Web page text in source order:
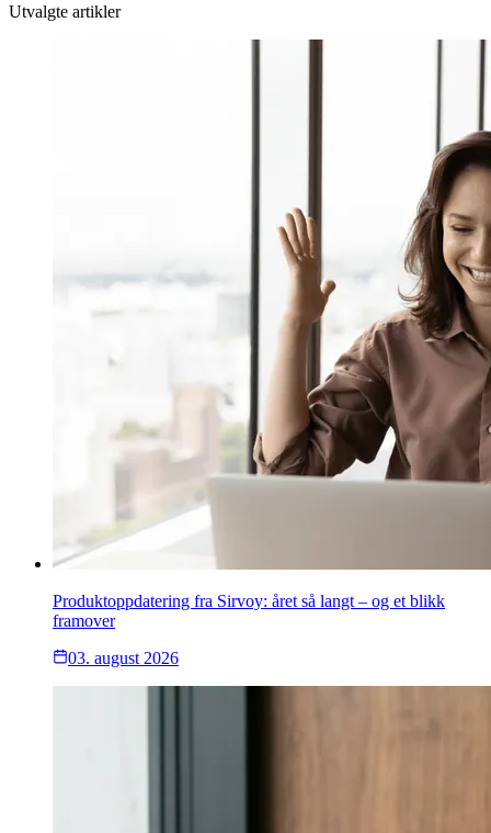
Utvalgte artikler
Produktoppdatering fra Sirvoy: året så langt – og et blikk
framover
03. august 2026